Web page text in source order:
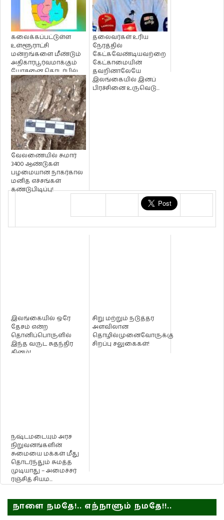
கலைக்கப்பட்டுள்ள
உள்ளூராட்சி
மன்றங்களை மீண்டும்
அதிகாரபூர்வமாக்கும்
யோசனை தொடர்பில்
அரசாங்கம் இன்னும...
தலைவர்கள் உரிய
நேரத்தில்
கேட்கவேண்டியவற்றை
கேட்காமையின்
தவறினாலேயே
இலங்கையில் இனப்
பிரச்சினை உருவெடு...
வேலணையில் சுமார்
3400 ஆண்டுகள்
பழமையான நாகர்கால
மனித எச்சங்கள்
கண்டுபிடிப்பு!
இலங்கையில் ஒரே
தேசம் என்ற
தொனிப்பொருளில்
இந்த வருட சுதந்திர
தினம்!
சிறு மற்றும் நடுத்தர
அளவிலான
தொழில்முனைவோருக்கு
சிறப்பு சலுகைகள்!
நஷ்டமடையும் அரச
நிறுவனங்களின்
சுமையை மக்கள் மீது
தொடர்ந்தும் சுமத்த
முடியாது – அமைச்சர்
ரஞ்சித் சியம...
நாளை நமதே!.. எந்நாளும் நமதே!!..